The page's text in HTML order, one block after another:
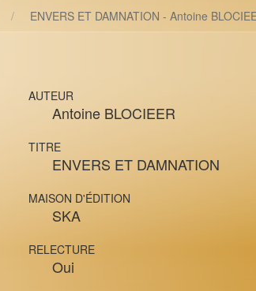
ENVERS ET DAMNATION - Antoine
AUTEUR
Antoine BLOCIEER
TITRE
ENVERS ET DAMNATION
MAISON D'ÉDITION
SKA
RELECTURE
Oui